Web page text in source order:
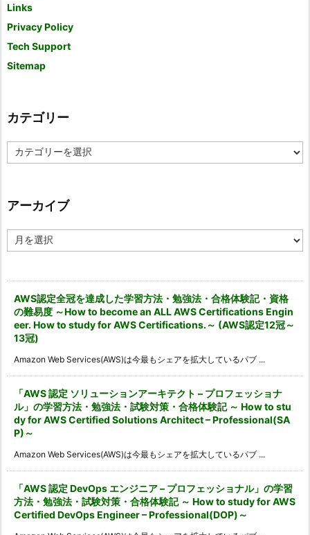
Links
Privacy Policy
Tech Support
Sitemap
カテゴリー
テ
ー
アーカイブ
ー
AWS認定全冠を達成した学習方法・勉強法・合格体験記・資格
の難易度 ～How to become an ALL AWS Certifications Engin
eer. How to study for AWS Certifications.～ (AWS認定12冠～
13冠)
Amazon Web Services(AWS)は今最もシェアを拡大しているパブ ...
「AWS 認定 ソリューションアーキテクト – プロフェッショナ
ル」の学習方法・勉強法・試験対策・合格体験記 ～ How to stu
dy for AWS Certified Solutions Architect – Professional(SA
P)～
Amazon Web Services(AWS)は今最もシェアを拡大しているパブ ...
「AWS 認定 DevOps エンジニア – プロフェッショナル」の学習
方法・勉強法・試験対策・合格体験記 ～ How to study for AWS
Certified DevOps Engineer – Professional(DOP)～